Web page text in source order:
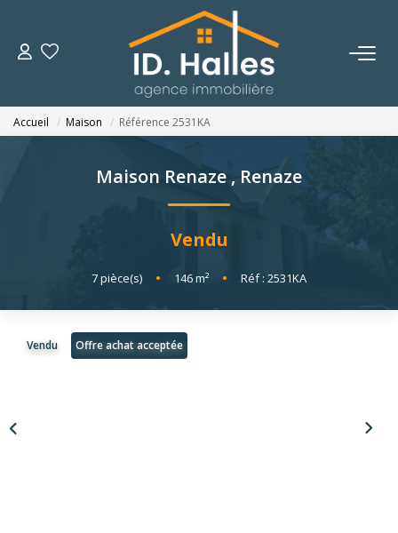
VENTES
LOCATIONS
NOTRE HISTOIRE
CONTACT
Accueil Maison Référence 2531KA
Maison Renaze , Renaze
Vendu
7pièce(s) • 146m² • Réf : 2531KA
Vendu Offre achat acceptée